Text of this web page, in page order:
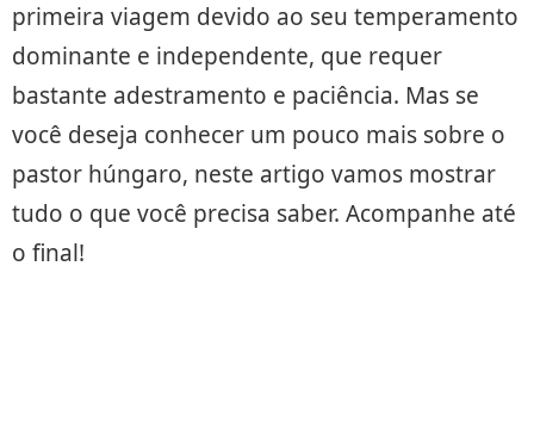
primeira viagem devido ao seu temperamento
dominante e independente, que requer
bastante adestramento e paciência. Mas se
você deseja conhecer um pouco mais sobre o
pastor húngaro, neste artigo vamos mostrar
tudo o que você precisa saber. Acompanhe até
o final!